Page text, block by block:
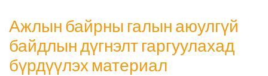
Ажлын байрны галын аюулгүй
байдлын дүгнэлт гаргуулахад
бүрдүүлэх материал